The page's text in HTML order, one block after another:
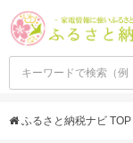
ふるさと納税ナビ TOP